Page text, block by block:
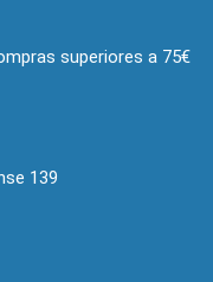
superiores a 75€
139